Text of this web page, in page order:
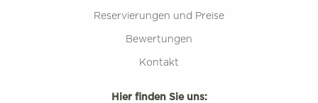
Reservierungen und Preise
Bewertungen
Kontakt
Hier finden Sie uns: